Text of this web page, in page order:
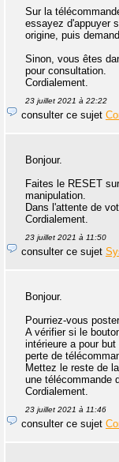
Sur la
essayez d'appuyer
origine, puis
Sinon, vous êtes
pour consultation.
Cordialement.
23 juillet 2021 à 22:22
consulter ce sujet
Bonjour.
Faites le RESET
manipulation.
Dans l'attente de
Cordialement.
23 juillet 2021 à 11:50
consulter ce sujet
Bonjour.
Pourriez-vous
A vérifier si le
intérieure a pour
perte de
Mettez le reste de
une télécommande
Cordialement.
23 juillet 2021 à 11:46
consulter ce sujet